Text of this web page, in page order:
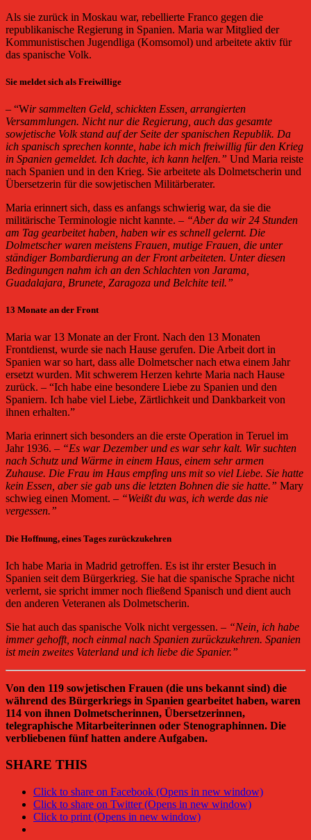
Als sie zurück in Moskau war, rebellierte Franco gegen die
republikanische Regierung in Spanien. Maria war Mitglied der
Kommunistischen Jugendliga (Komsomol) und arbeitete aktiv für
das spanische Volk.
Sie meldet sich als Freiwillige
– “Wir sammelten Geld, schickten Essen, arrangierten
Versammlungen. Nicht nur die Regierung, auch das gesamte
sowjetische Volk stand auf der Seite der spanischen Republik. Da
ich spanisch sprechen konnte, habe ich mich freiwillig für den Krieg
in Spanien gemeldet. Ich dachte, ich kann helfen.” Und Maria reiste
nach Spanien und in den Krieg. Sie arbeitete als Dolmetscherin und
Übersetzerin für die sowjetischen Militärberater.
Maria erinnert sich, dass es anfangs schwierig war, da sie die
militärische Terminologie nicht kannte. – “Aber da wir 24 Stunden
am Tag gearbeitet haben, haben wir es schnell gelernt. Die
Dolmetscher waren meistens Frauen, mutige Frauen, die unter
ständiger Bombardierung an der Front arbeiteten. Unter diesen
Bedingungen nahm ich an den Schlachten von Jarama,
Guadalajara, Brunete, Zaragoza und Belchite teil.”
13 Monate an der Front
Maria war 13 Monate an der Front. Nach den 13 Monaten
Frontdienst, wurde sie nach Hause gerufen. Die Arbeit dort in
Spanien war so hart, dass alle Dolmetscher nach etwa einem Jahr
ersetzt wurden. Mit schwerem Herzen kehrte Maria nach Hause
zurück. – “Ich habe eine besondere Liebe zu Spanien und den
Spaniern. Ich habe viel Liebe, Zärtlichkeit und Dankbarkeit von
ihnen erhalten.”
Maria erinnert sich besonders an die erste Operation in Teruel im
Jahr 1936. – “Es war Dezember und es war sehr kalt. Wir suchten
nach Schutz und Wärme in einem Haus, einem sehr armen
Zuhause. Die Frau im Haus empfing uns mit so viel Liebe. Sie hatte
kein Essen, aber sie gab uns die letzten Bohnen die sie hatte.” Mary
schwieg einen Moment. – “Weißt du was, ich werde das nie
vergessen.”
Die Hoffnung, eines Tages zurückzukehren
Ich habe Maria in Madrid getroffen. Es ist ihr erster Besuch in
Spanien seit dem Bürgerkrieg. Sie hat die spanische Sprache nicht
verlernt, sie spricht immer noch fließend Spanisch und dient auch
den anderen Veteranen als Dolmetscherin.
Sie hat auch das spanische Volk nicht vergessen. – “Nein, ich habe
immer gehofft, noch einmal nach Spanien zurückzukehren. Spanien
ist mein zweites Vaterland und ich liebe die Spanier.”
Von den 119 sowjetischen Frauen (die uns bekannt sind) die
während des Bürgerkriegs in Spanien gearbeitet haben, waren
114 von ihnen Dolmetscherinnen, Übersetzerinnen,
telegraphische Mitarbeiterinnen oder Stenographinnen. Die
verbliebenen fünf hatten andere Aufgaben.
SHARE THIS
Click to share on Facebook (Opens in new window)
Click to share on Twitter (Opens in new window)
Click to print (Opens in new window)